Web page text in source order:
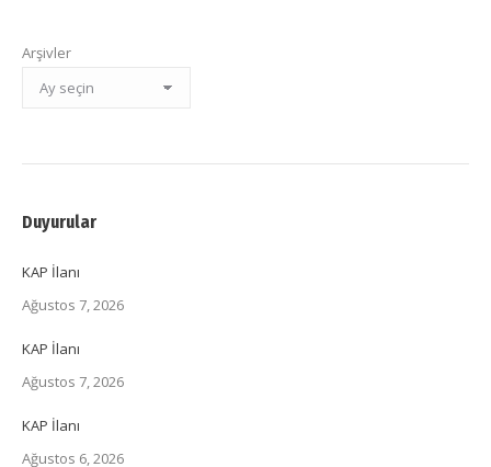
Arşivler
Duyurular
KAP İlanı
Ağustos 7, 2026
KAP İlanı
Ağustos 7, 2026
KAP İlanı
Ağustos 6, 2026